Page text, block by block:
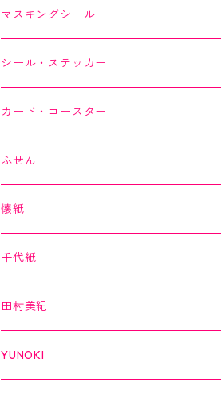
SAIEN
オリジナルシリーズ
作家シリーズ
２巻セット
YUNOKI
Kimono美
美MONDE
デコレーションテープ（クリアテープ）
田村美紀
クリアテープ
切子
日本の伝統美
マスキングシール
シール・ステッカー
カード・コースター
スイーツカード
YUNOKI
田村美紀
ふせん
懐紙
Kimono美
美MONDE
乙女懐紙
千代紙
田村美紀
よもやまペーパー
YUNOKI